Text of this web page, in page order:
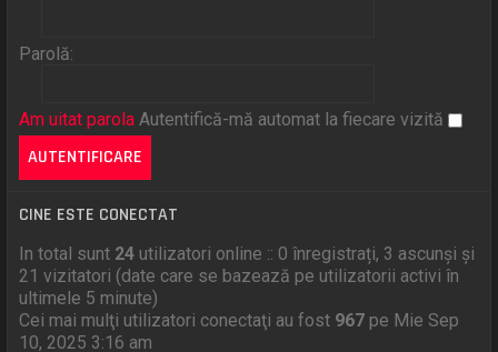
Parolă:
Am uitat parola Autentifică-mă automat la fiecare vizită
CINE ESTE CONECTAT
In total sunt 24 utilizatori online :: 0 înregistrați, 3 ascunși și
21 vizitatori (date care se bazează pe utilizatorii activi în
ultimele 5 minute)
Cei mai mulţi utilizatori conectaţi au fost 967 pe Mie Sep
10, 2025 3:16 am